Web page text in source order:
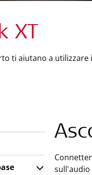
XT
ti aiutano a utilizzare
sull'audio